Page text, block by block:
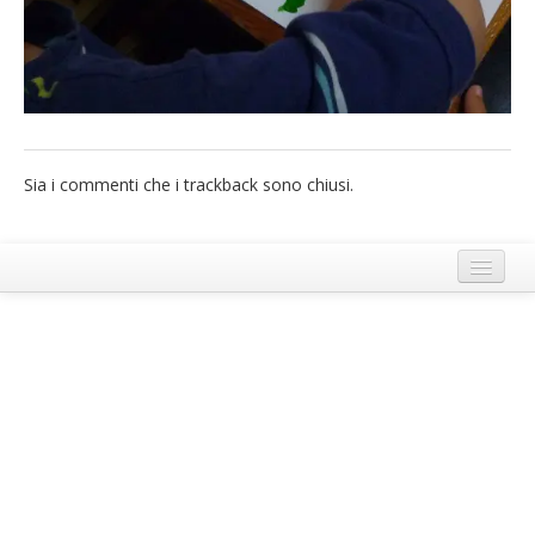
French
Italiano
Sia i commenti che i trackback sono chiusi.